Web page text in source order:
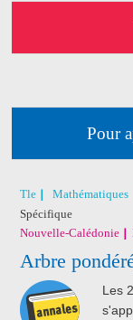
Pas
Pour
Tle Mathématiques
Spécifique
Nouvelle-Calédonie
Arbre
Les